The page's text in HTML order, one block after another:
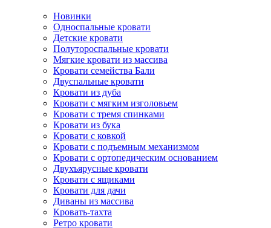
Новинки
Односпальные кровати
Детские кровати
Полутороспальные кровати
Мягкие кровати из массива
Кровати семейства Бали
Двуспальные кровати
Кровати из дуба
Кровати с мягким изголовьем
Кровати с тремя спинками
Кровати из бука
Кровати с ковкой
Кровати с подъемным механизмом
Кровати с ортопедическим основанием
Двухъярусные кровати
Кровати с ящиками
Кровати для дачи
Диваны из массива
Кровать-тахта
Ретро кровати